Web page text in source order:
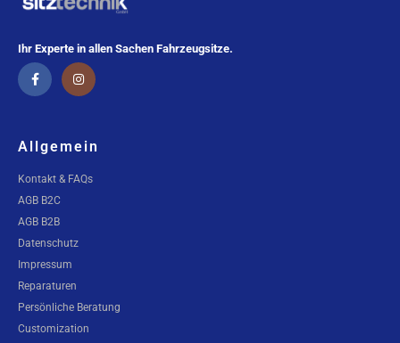
Ihr Experte in allen Sachen Fahrzeugsitze.
Allgemein
Kontakt & FAQs
AGB B2C
AGB B2B
Datenschutz
Impressum
Reparaturen
Persönliche Beratung
Customization